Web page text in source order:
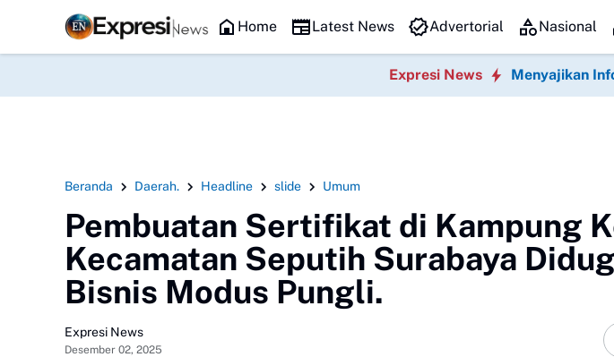
Headline Pengurus
Home Latest News Advertorial Nasional
Expresi News Menyajikan
Beranda Daerah. Headline slide Umum
Pembuatan Sertifikat di Kampung
Kecamatan Seputih Surabaya
Bisnis Modus Pungli.
Expresi News
Desember 02, 2025